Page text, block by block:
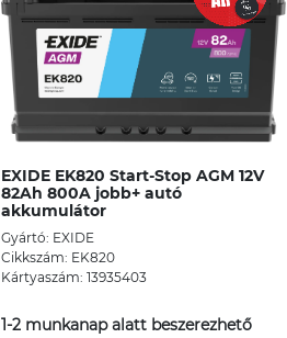
EXIDE EK820 Start-Stop AGM 12V
82Ah 800A jobb+ autó
akkumulátor
Gyártó: EXIDE
Cikkszám: EK820
Kártyaszám: 13935403
1-2 munkanap alatt beszerezhető